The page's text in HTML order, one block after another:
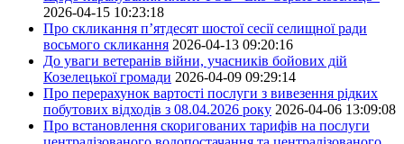
2026-04-15 10:23:18
Про скликання п’ятдесят шостої сесії селищної ради
восьмого скликання 2026-04-13 09:20:16
До уваги ветеранів війни, учасників бойових дій
Козелецької громади 2026-04-09 09:29:14
Про перерахунок вартості послуги з вивезення рідких
побутових відходів з 08.04.2026 року 2026-04-06 13:09:08
Про встановлення скоригованих тарифів на послуги